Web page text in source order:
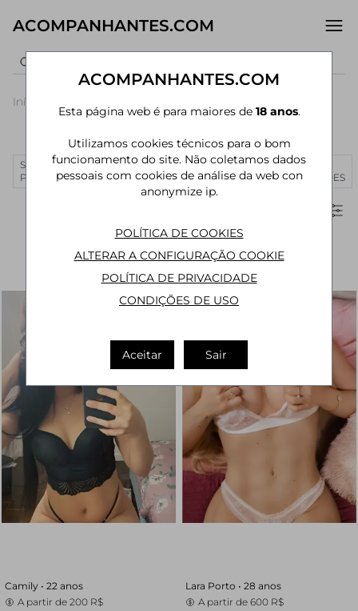
ACOMPANHANTES.COM
Início
SÃO
PAULO
RIO DE
JANEIRO
CURITIBA MANAUS
JOÃO
PESSOA
MAIS
CIDADES
Camily • 22 anos
A partir de 200 R$
Lara Porto • 28 anos
A partir de 600 R$
ACOMPANHANTES.COM
Esta página web é para maiores de 18 anos.
Utilizamos cookies técnicos para o bom
funcionamento do site. Não coletamos dados
pessoais com cookies de análise da web con
anonymize ip.
POLÍTICA DE COOKIES
ALTERAR A CONFIGURAÇÃO COOKIE
POLÍTICA DE PRIVACIDADE
CONDIÇÕES DE USO
Aceitar Sair